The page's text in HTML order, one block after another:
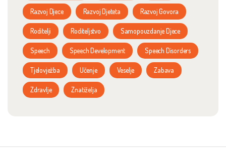
Razvoj Djece Razvoj Djeteta Razvoj Govora
Roditelji Roditeljstvo Samopouzdanje Djece
Speech Speech Development Speech Disorders
Tjelovježba Učenje Veselje Zabava
Zdravlje Znatiželja